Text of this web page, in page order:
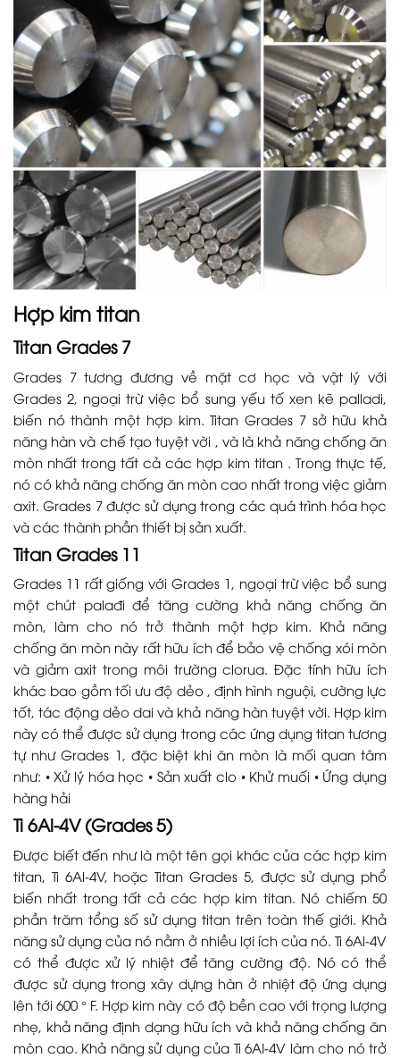
Hợp kim titan
Titan Grades 7
Grades 7 tương đương về mặt cơ học và vật lý với
Grades 2, ngoại trừ việc bổ sung yếu tố xen kẽ palladi,
biến nó thành một hợp kim. Titan Grades 7 sở hữu khả
năng hàn và chế tạo tuyệt vời , và là khả năng chống ăn
mòn nhất trong tất cả các hợp kim titan . Trong thực tế,
nó có khả năng chống ăn mòn cao nhất trong việc giảm
axit. Grades 7 được sử dụng trong các quá trình hóa học
và các thành phần thiết bị sản xuất.
Titan Grades 11
Grades 11 rất giống với Grades 1, ngoại trừ việc bổ sung
một chút palađi để tăng cường khả năng chống ăn
mòn, làm cho nó trở thành một hợp kim. Khả năng
chống ăn mòn này rất hữu ích để bảo vệ chống xói mòn
và giảm axit trong môi trường clorua. Đặc tính hữu ích
khác bao gồm tối ưu độ dẻo , định hình nguội, cường lực
tốt, tác động dẻo dai và khả năng hàn tuyệt vời. Hợp kim
này có thể được sử dụng trong các ứng dụng titan tương
tự như Grades 1, đặc biệt khi ăn mòn là mối quan tâm
như: • Xử lý hóa học • Sản xuất clo • Khử muối • Ứng dụng
hàng hải
Ti 6Al-4V (Grades 5)
Được biết đến như là một tên gọi khác của các hợp kim
titan, Ti 6Al-4V, hoặc Titan Grades 5, được sử dụng phổ
biến nhất trong tất cả các hợp kim titan. Nó chiếm 50
phần trăm tổng số sử dụng titan trên toàn thế giới. Khả
năng sử dụng của nó nằm ở nhiều lợi ích của nó. Ti 6Al-4V
có thể được xử lý nhiệt để tăng cường độ. Nó có thể
được sử dụng trong xây dựng hàn ở nhiệt độ ứng dụng
lên tới 600 ° F. Hợp kim này có độ bền cao với trọng lượng
nhẹ, khả năng định dạng hữu ích và khả năng chống ăn
mòn cao. Khả năng sử dụng của Ti 6AI-4V làm cho nó trở